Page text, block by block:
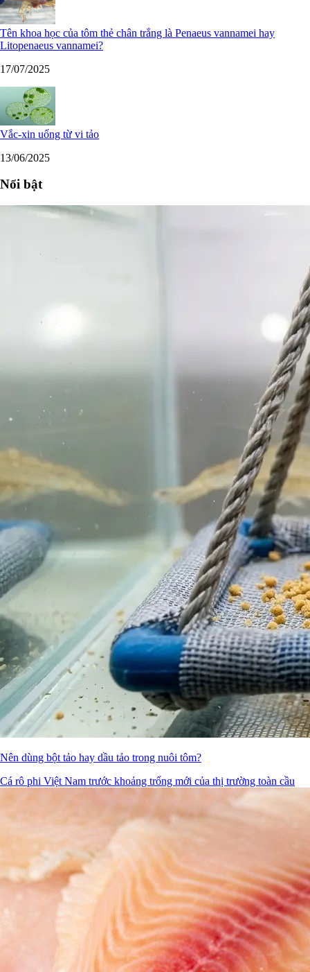
Tên khoa học của tôm thẻ chân trắng là Penaeus vannamei hay
Litopenaeus vannamei?
17/07/2025
Vắc-xin uống từ vi tảo
13/06/2025
Nổi bật
Nên dùng bột tảo hay dầu tảo trong nuôi tôm?
Cá rô phi Việt Nam trước khoảng trống mới của thị trường toàn cầu